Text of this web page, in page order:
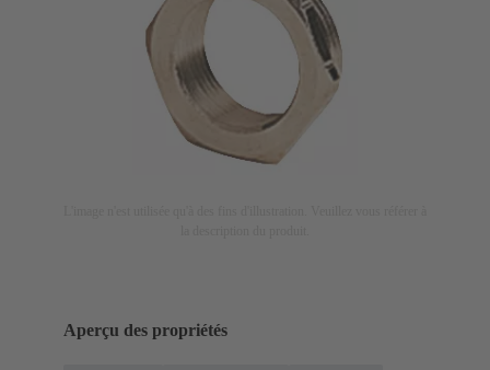
Aperçu des propriétés